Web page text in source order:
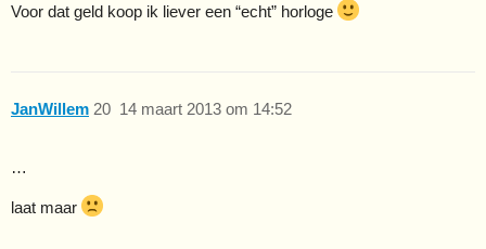
Voor dat geld koop ik liever een “echt” horloge
JanWillem 14 maart 2013 om 14:52
20
…
laat maar